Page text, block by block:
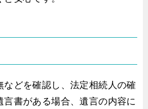
などを確認し、法定相続人の確
言書がある場合、遺言の内容に